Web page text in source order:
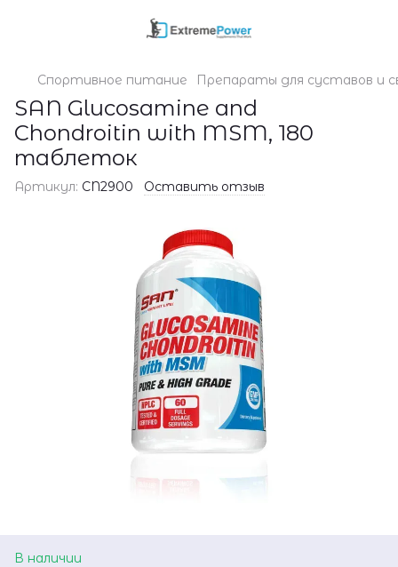
Спортивное питание Препараты для суставов и
SAN Glucosamine and
Chondroitin with MSM, 180
таблеток
Артикул: CN2900 Оставить отзыв
В наличии